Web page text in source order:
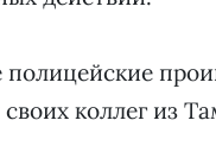
полицейские
коллег из